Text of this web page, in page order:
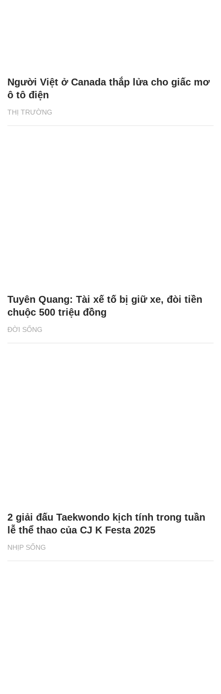
THỊ TRƯỜNG
Người Việt ở Canada thắp lửa cho giấc mơ
ô tô điện
ĐỜI SỐNG
Tuyên Quang: Tài xế tố bị giữ xe, đòi tiền
chuộc 500 triệu đồng
NHỊP SỐNG
2 giải đấu Taekwondo kịch tính trong tuần
lễ thể thao của CJ K Festa 2025